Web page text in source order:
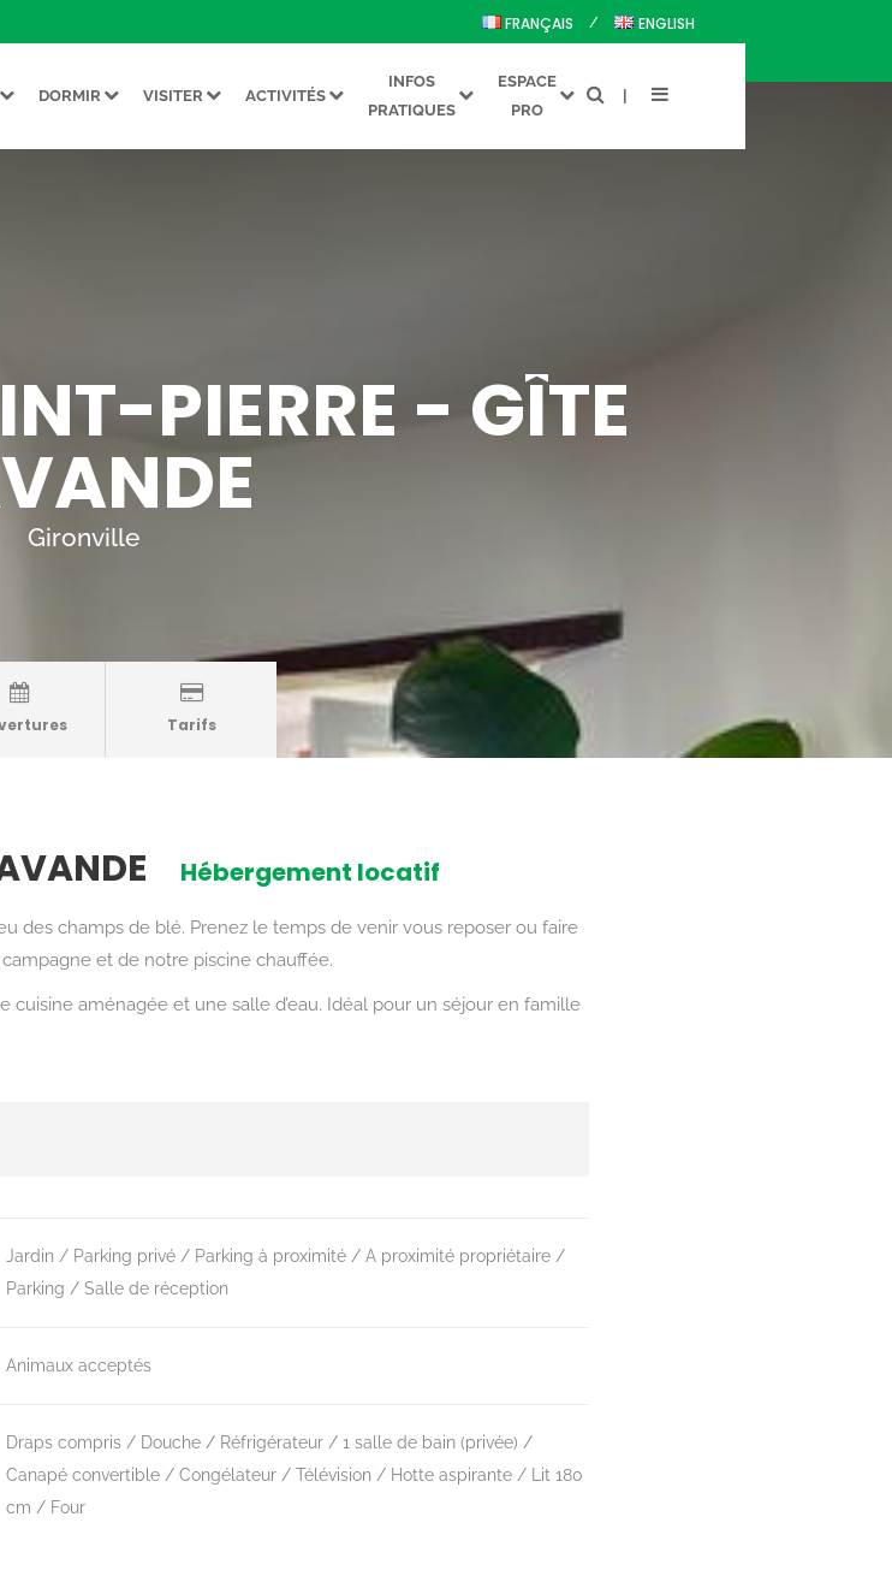
FRANÇAIS ENGLISH
DORMIR VISITER ACTIVITÉS
INFOS
PRATIQUES
ESPACE
PRO
PIERRE - GÎTE
Gironville
Tarifs
Hébergement locatif
des champs de blé. Prenez le temps de venir vous reposer ou faire
et de notre piscine chauffée.
aménagée et une salle d’eau. Idéal pour un séjour en famille
Jardin Parking privé Parking à proximité
A proximité propriétaire
Parking
Salle de réception
Animaux acceptés
Draps compris Douche Réfrigérateur
1 salle de bain (privée)
Canapé convertible
Congélateur Télévision Hotte aspirante
Lit 180
cm
Four